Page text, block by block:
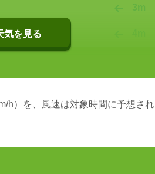
3m
気を見る
h）を、風速は対象時間に予想され